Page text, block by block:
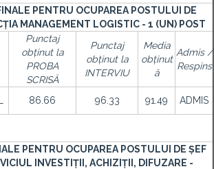
PENTRU OCUPAREA POSTULUI DE
MANAGEMENT LOGISTIC - 1 (UN) POST
Punctaj
obținut la
PROBA
SCRISĂ
Punctaj
obținut la
INTERVIU
Media
obținut
ă
Admis /
Respins
86.66 96.33 91.49 ADMIS
PENTRU OCUPAREA POSTULUI DE ȘEF
INVESTIȚII, ACHIZIȚII, DIFUZARE -